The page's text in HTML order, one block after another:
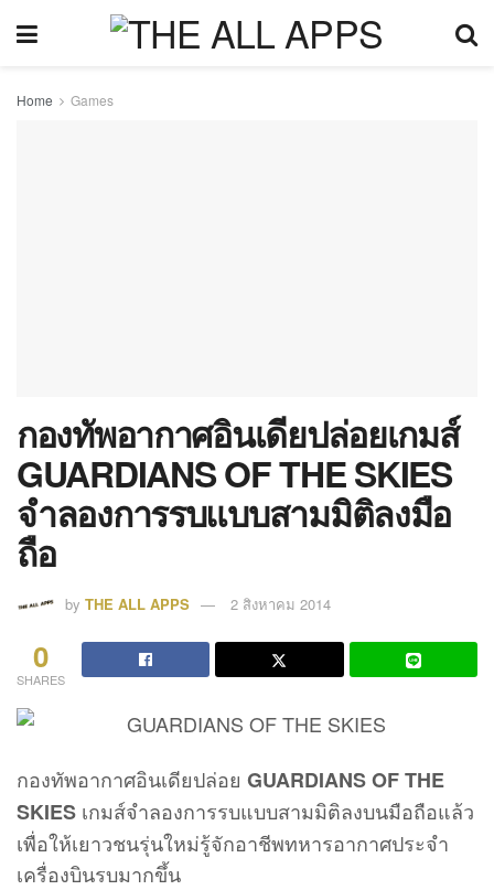
Home Games
กองทัพอากาศอินเดียปล่อยเกมส์
GUARDIANS OF THE SKIES
จำลองการรบแบบสามมิติลงมือ
ถือ
by THE ALL APPS 2 สิงหาคม 2014
0
SHARES
กองทัพอากาศอินเดียปล่อย GUARDIANS OF THE
SKIES เกมส์จำลองการรบแบบสามมิติลงบนมือถือแล้ว
เพื่อให้เยาวชนรุ่นใหม่รู้จักอาชีพทหารอากาศประจำ
เครื่องบินรบมากขึ้น